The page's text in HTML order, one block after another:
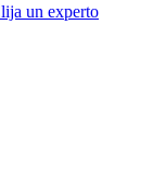
un experto